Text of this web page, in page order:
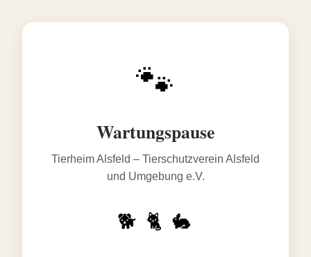
🐾
Wartungspause
Tierheim Alsfeld – Tierschutzverein Alsfeld
und Umgebung e.V.
🐕 🐈 🐇